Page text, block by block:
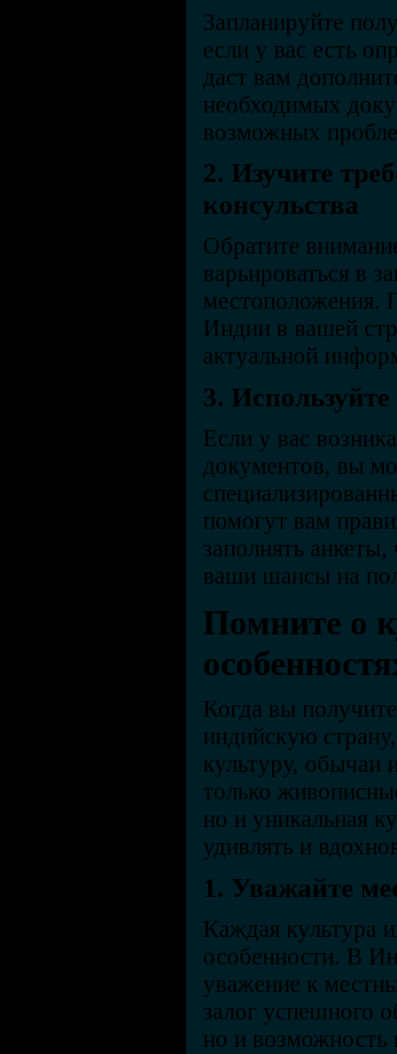
Запланируйте
если у вас есть
даст вам
необходимых
возможных
2. Изучите
консульства
Обратите
варьироваться в
местоположения.
Индии в вашей
актуальной
3.
Если у вас
документов, вы
помогут вам
заполнять
ваши шансы на
Помните о
Когда вы
индийскую
культуру,
только
но и уникальная
удивлять и
1. Уважайте
Каждая культура
особенности. В
уважение к
залог успешного
но и возможность